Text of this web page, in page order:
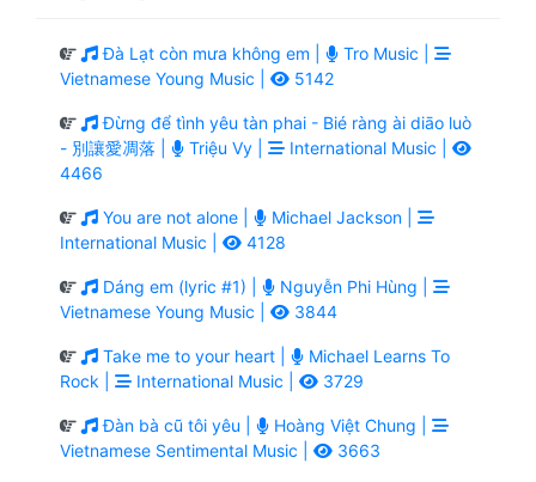
Đà Lạt còn mưa không em |
Tro Music |
Vietnamese Young Music |
5142
Đừng để tình yêu tàn phai - Bié ràng ài diāo luò
- 別讓愛凋落 |
Triệu Vy |
International Music |
4466
You are not alone |
Michael Jackson |
International Music |
4128
Dáng em (lyric #1) |
Nguyễn Phi Hùng |
Vietnamese Young Music |
3844
Take me to your heart |
Michael Learns To
Rock |
International Music | 3729
Đàn bà cũ tôi yêu |
Hoàng Việt Chung |
Vietnamese Sentimental Music |
3663